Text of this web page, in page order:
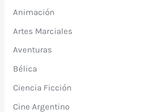
Animación
Artes Marciales
Aventuras
Bélica
Ciencia Ficción
Cine Argentino